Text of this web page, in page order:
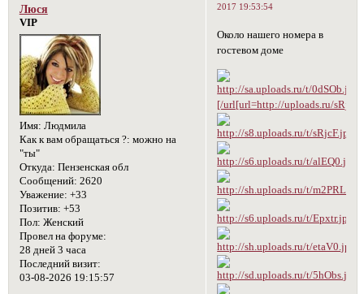
2017 19:53:54
Люся
VIP
Имя: Людмила
Как к вам обращаться ?: можно на
"ты"
Откуда: Пензенская обл
Сообщений: 2620
Уважение: +33
Позитив: +53
Пол: Женский
Провел на форуме:
28 дней 3 часа
Последний визит:
03-08-2026 19:15:57
Около нашего номера в
гостевом доме
[/url[url=http://uploads.ru/